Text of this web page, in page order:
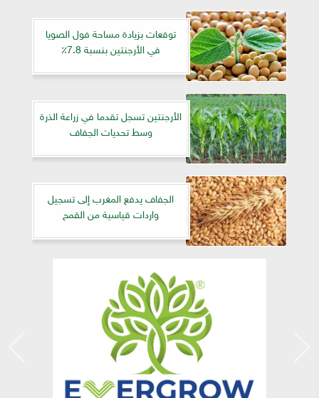
توقعات بزيادة مساحة فول الصويا
في الأرجنتين بنسبة 7.8٪
الأرجنتين تسجل تقدما في زراعة الذرة
وسط تحديات الجفاف
الجفاف يدفع المغرب إلى تسجيل
واردات قياسية من القمح